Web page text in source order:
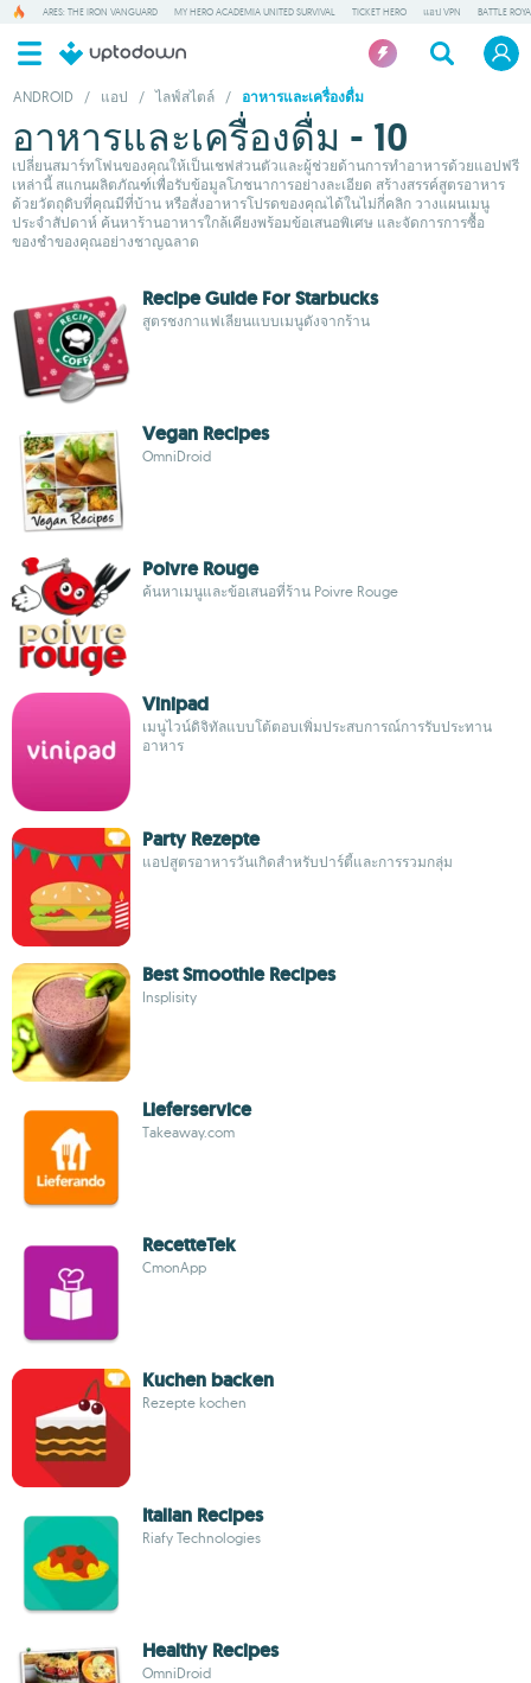
ARES: THE IRON VANGUARD MY HERO ACADEMIA UNITED SURVIVAL TICKET HERO แอป VPN BATTLE
ANDROID / แอป / ไลฟ์สไตล์ / อาหารและเครื่องดื่ม
อาหารและเครื่องดื่ม - 10
เปลี่ยนสมาร์ทโฟนของคุณให้เป็นเชฟส่วนตัวและผู้ช่วยด้านการทำอาหารด้วยแอปฟรี
เหล่านี้ สแกนผลิตภัณฑ์เพื่อรับข้อมูลโภชนาการอย่างละเอียด สร้างสรรค์สูตรอาหาร
ด้วยวัตถุดิบที่คุณมีที่บ้าน หรือสั่งอาหารโปรดของคุณได้ในไม่กี่คลิก วางแผนเมนู
ประจำสัปดาห์ ค้นหาร้านอาหารใกล้เคียงพร้อมข้อเสนอพิเศษ และจัดการการซื้อ
ของชำของคุณอย่างชาญฉลาด
Recipe Guide For Starbucks
สูตรชงกาแฟเลียนแบบเมนูดังจากร้าน
Vegan Recipes
OmniDroid
Poivre Rouge
ค้นหาเมนูและข้อเสนอที่ร้าน Poivre Rouge
Vinipad
เมนูไวน์ดิจิทัลแบบโต้ตอบเพิ่มประสบการณ์การรับประทาน
อาหาร
Party Rezepte
แอปสูตรอาหารวันเกิดสำหรับปาร์ตี้และการรวมกลุ่ม
Best Smoothie Recipes
Insplisity
Lieferservice
Takeaway.com
RecetteTek
CmonApp
Kuchen backen
Rezepte kochen
Italian Recipes
Riafy Technologies
Healthy Recipes
OmniDroid